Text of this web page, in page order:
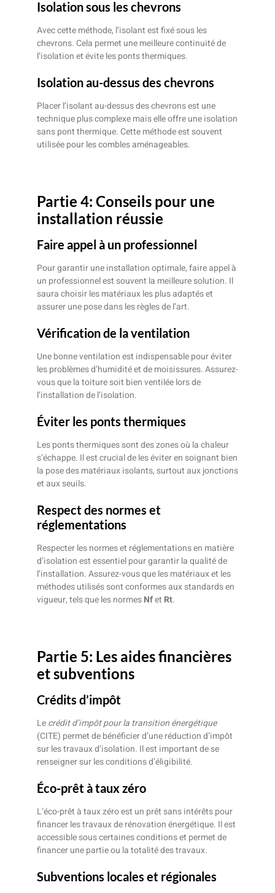
Isolation sous les chevrons
Avec cette méthode, l’isolant est fixé sous les
chevrons. Cela permet une meilleure continuité de
l’isolation et évite les ponts thermiques.
Isolation au-dessus des chevrons
Placer l’isolant au-dessus des chevrons est une
technique plus complexe mais elle offre une isolation
sans pont thermique. Cette méthode est souvent
utilisée pour les combles aménageables.
Partie 4: Conseils pour une
installation réussie
Faire appel à un professionnel
Pour garantir une installation optimale, faire appel à
un professionnel est souvent la meilleure solution. Il
saura choisir les matériaux les plus adaptés et
assurer une pose dans les règles de l’art.
Vérification de la ventilation
Une bonne ventilation est indispensable pour éviter
les problèmes d’humidité et de moisissures. Assurez-
vous que la toiture soit bien ventilée lors de
l’installation de l’isolation.
Éviter les ponts thermiques
Les ponts thermiques sont des zones où la chaleur
s’échappe. Il est crucial de les éviter en soignant bien
la pose des matériaux isolants, surtout aux jonctions
et aux seuils.
Respect des normes et
réglementations
Respecter les normes et réglementations en matière
d’isolation est essentiel pour garantir la qualité de
l’installation. Assurez-vous que les matériaux et les
méthodes utilisés sont conformes aux standards en
vigueur, tels que les normesNfet Rt.
Partie 5: Les aides financières
et subventions
Crédits d’impôt
Lecrédit d’impôt pour la transition énergétique
(CITE) permet de bénéficier d’une réduction d’impôt
sur les travaux d’isolation. Il est important de se
renseigner sur les conditions d’éligibilité.
Éco-prêt à taux zéro
L’éco-prêt à taux zéro est un prêt sans intérêts pour
financer les travaux de rénovation énergétique. Il est
accessible sous certaines conditions et permet de
financer une partie ou la totalité des travaux.
Subventions locales et régionales